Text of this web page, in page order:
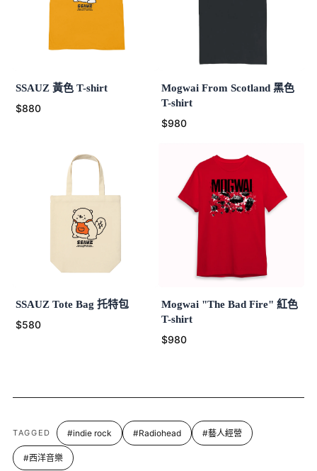
SSAUZ 黃色 T-shirt
$880
Mogwai From Scotland 黑色
T-shirt
$980
SSAUZ Tote Bag 托特包
$580
Mogwai "The Bad Fire" 紅色
T-shirt
$980
TAGGED #indie rock #Radiohead #藝人經營
#西洋音樂